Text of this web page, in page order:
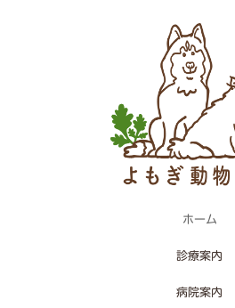
ホーム
診療案内
病院案内